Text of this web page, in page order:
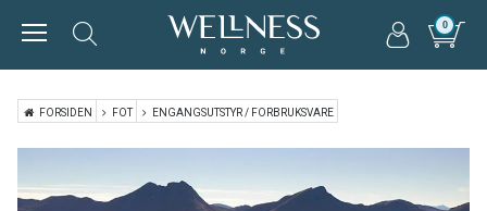
0
FORSIDEN FOT ENGANGSUTSTYR / FORBRUKSVARE